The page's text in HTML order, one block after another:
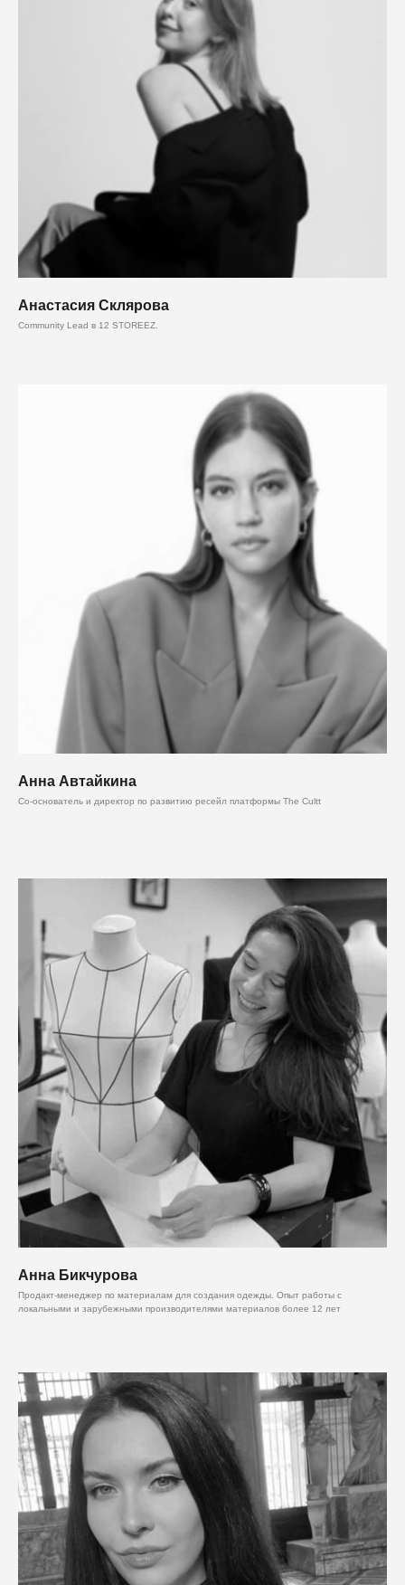
Анастасия Склярова
Community Lead в 12 STOREEZ.
Анна Автайкина
Со-основатель и директор по развитию ресейл платформы The Cultt
Анна Бикчурова
Продакт-менеджер по материалам для создания одежды. Опыт работы с
локальными и зарубежными производителями материалов более 12 лет